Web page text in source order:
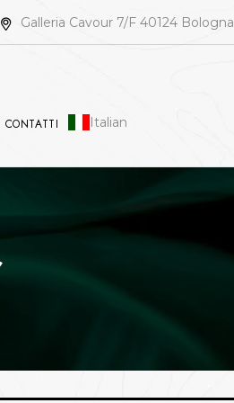
Galleria Cavour 7/F 40124 Bologna
CONTATTI Italian